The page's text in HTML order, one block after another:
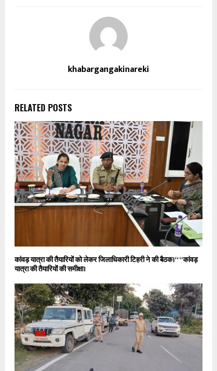
khabargangakinareki
RELATED POSTS
कांवड़ यात्रा की तैयारियों को लेकर जिलाधिकारी टिहरी ने की बैठक।‘‘ “कांवड़
यात्रा की तैयारियों की समीक्षा।